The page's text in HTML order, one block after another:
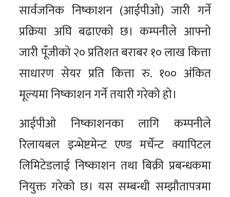
सार्वजनिक निष्काशन (आईपीओ) जारी गर्ने
प्रक्रिया अघि बढाएको छ। कम्पनीले आफ्नो
जारी पूँजीको २० प्रतिशत बराबर १० लाख कित्ता
साधारण सेयर प्रति कित्ता रु. १०० अंकित
मूल्यमा निष्काशन गर्ने तयारी गरेको हो।
आईपीओ निष्काशनका लागि कम्पनीले
रिलायबल इन्भेष्टमेन्ट एण्ड मर्चेन्ट क्यापिटल
लिमिटेडलाई निष्काशन तथा बिक्री प्रबन्धकमा
नियुक्त गरेको छ। यस सम्बन्धी सम्झौतापत्रमा